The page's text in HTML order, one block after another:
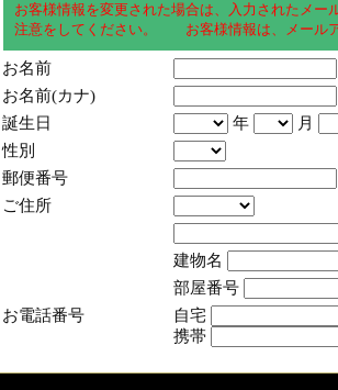
お客様情報を変更された場合は、入力されたメ
注意をしてください。 お客様情報は、メール
お名前
お名前(カナ)
誕生日
年
月
性別
郵便番号
ご住所
建物名
部屋番号
お電話番号
自宅
携帯